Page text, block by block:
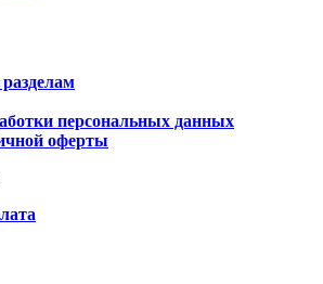
персональных данных
оферты